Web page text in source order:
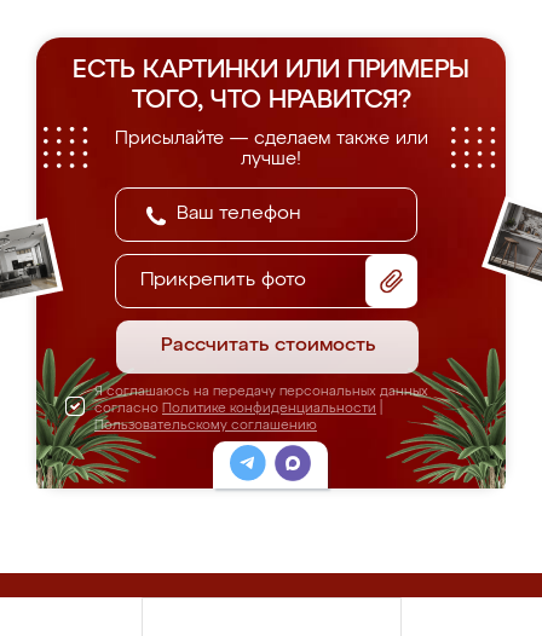
ЕСТЬ КАРТИНКИ ИЛИ ПРИМЕРЫ
ТОГО, ЧТО НРАВИТСЯ?
Присылайте — сделаем также или
лучше!
Прикрепить фото
Рассчитать стоимость
Я соглашаюсь на передачу персональных данных
согласно Политике конфиденциальности
Пользовательскому соглашению